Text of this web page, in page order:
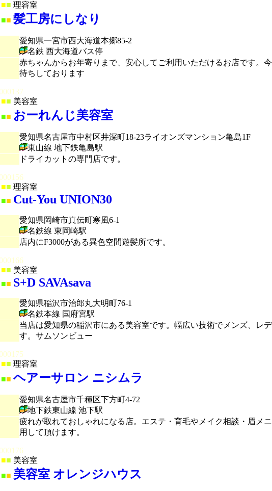
■ 理容室
■■ 髪工房にしなり
愛知県一宮市西大海道本郷85-2
名鉄 西大海道バス停
赤ちゃんからお年寄りまで、安心してご利用いただけるお店です。
待ちしております
■ 美容室
■■ おーれんじ美容室
愛知県名古屋市中村区井深町18-23ライオンズマンション亀島1F
東山線 地下鉄亀島駅
ドライカットの専門店です。
■ 理容室
■■ Cut-You UNION30
愛知県岡崎市真伝町寒風6-1
名鉄線 東岡崎駅
店内にF3000がある異色空間遊髪所です。
■ 美容室
■■ S+D SAVAsava
愛知県稲沢市治郎丸大明町76-1
名鉄本線 国府宮駅
当店は愛知県の稲沢市にある美容室です。幅広い技術でメンズ、レ
す。サムソンビュー
■ 理容室
■■ ヘアーサロン ニシムラ
愛知県名古屋市千種区下方町4-72
地下鉄東山線 池下駅
疲れが取れておしゃれになる店。エステ・育毛やメイク相談・眉メ
用して頂けます。
■ 美容室
■■ 美容室 オレンジハウス